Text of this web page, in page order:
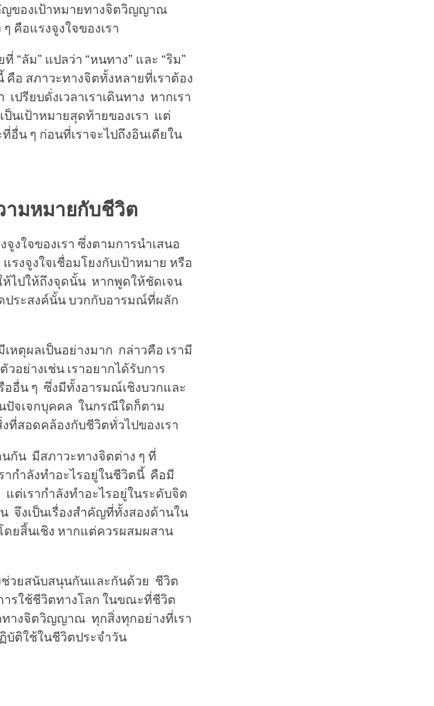
ของเป้าหมายทางจิตวิญญาณ
คือแรงจูงใจของเรา
ที่ “ลัม” แปลว่า “หนทาง” และ “ริม”
อ สภาวะทางจิตทั้งหลายที่เราต้อง
รียบดั่งเวลาเราเดินทาง หากเรา
ป็นเป้าหมายสุดท้ายของเรา แต่
อื่น ๆ ก่อนที่เราจะไปถึงอินเดียใน
ามหมายกับชีวิต
จูงใจของเรา ซึ่งตามการนำเสนอ
งจูงใจเชื่อมโยงกับเป้าหมาย หรือ
ไปให้ถึงจุดนั้น หากพูดให้ชัดเจน
ประสงค์นั้น บวกกับอารมณ์ที่ผลัก
หตุผลเป็นอย่างมาก กล่าวคือ เรามี
อย่างเช่น เราอยากได้รับการ
อื่น ๆ ซึ่งมีทั้งอารมณ์เชิงบวกและ
ปัจเจกบุคคล ในกรณีใดก็ตาม
ที่สอดคล้องกับชีวิตทั่วไปของเรา
กัน มีสภาวะทางจิตต่าง ๆ ที่
ากำลังทำอะไรอยู่ในชีวิตนี้ คือมี
แต่เรากำลังทำอะไรอยู่ในระดับจิต
จึงเป็นเรื่องสำคัญที่ทั้งสองด้านใน
ดยสิ้นเชิง หากแต่ควรผสมผสาน
ช่วยสนับสนุนกันและกันด้วย ชีวิต
ารใช้ชีวิตทางโลก ในขณะที่ชีวิต
ทางจิตวิญญาณ ทุกสิ่งทุกอย่างที่เรา
บัติใช้ในชีวิตประจำวัน